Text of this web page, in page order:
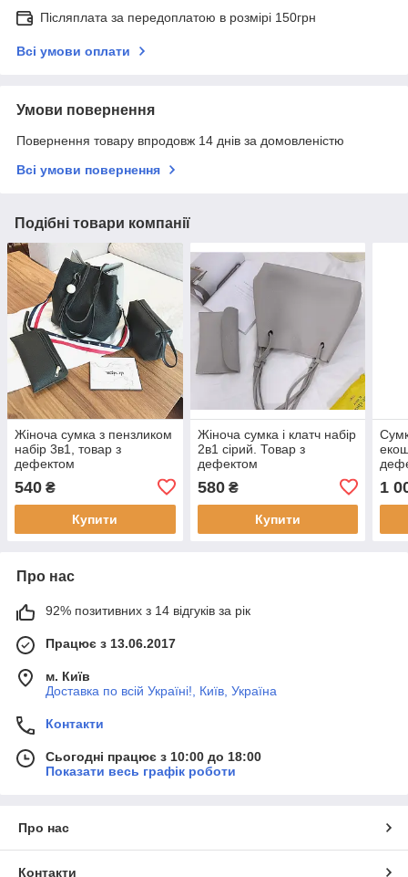
Післяплата за передоплатою в розмірі 150грн
Всі умови оплати
Умови повернення
Повернення товару впродовж 14 днів за домовленістю
Всі умови повернення
Подібні товари компанії
Жіноча сумка з пензликом
набір 3в1, товар з
дефектом
540 ₴
Купити
Жіноча сумка і клатч набір
2в1 сірий. Товар з
дефектом
580₴
Купити
1
Про нас
92% позитивних з 14 відгуків за рік
Працює з 13.06.2017
м. Київ
Доставка по всій Україні!, Київ, Україна
Контакти
Сьогодні працює з 10:00 до 18:00
Показати весь графік роботи
Про нас
Контакти